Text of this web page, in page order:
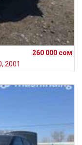
260 000 сом
2001